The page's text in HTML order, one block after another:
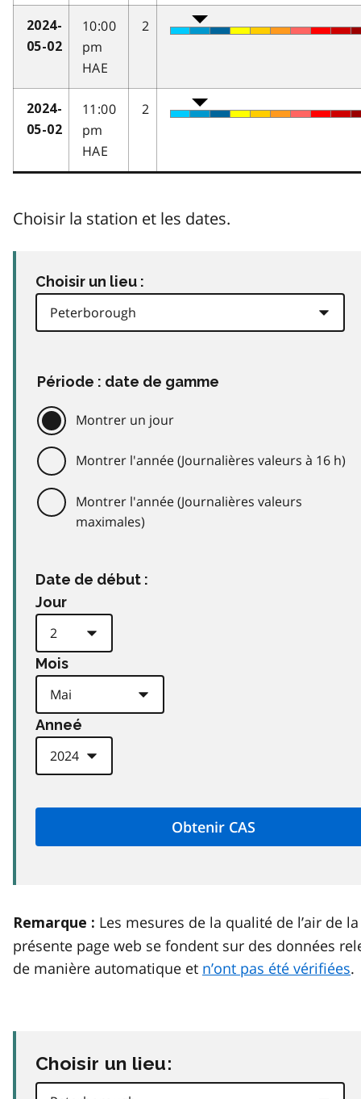
2024-
05-02
10:00
pm
HAE
2
2024-
05-02
11:00
pm
HAE
2
Choisir la station et les dates.
Choisir un lieu :
Période : date de gamme
Montrer un jour
Montrer l'année (Journalières valeurs à 16 h)
Montrer l'année (Journalières valeurs
maximales)
Date de début :
Jour
Mois
Anneé
Remarque : Les mesures de la qualité de l’air de la
présente page web se fondent sur des données
de manière automatique et n’ont pas été vérifiées.
Choisir un lieu: